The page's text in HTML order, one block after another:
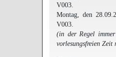
V003.
Montag, den
V003.
(in der Regel
vorlesungsfreien Zeit